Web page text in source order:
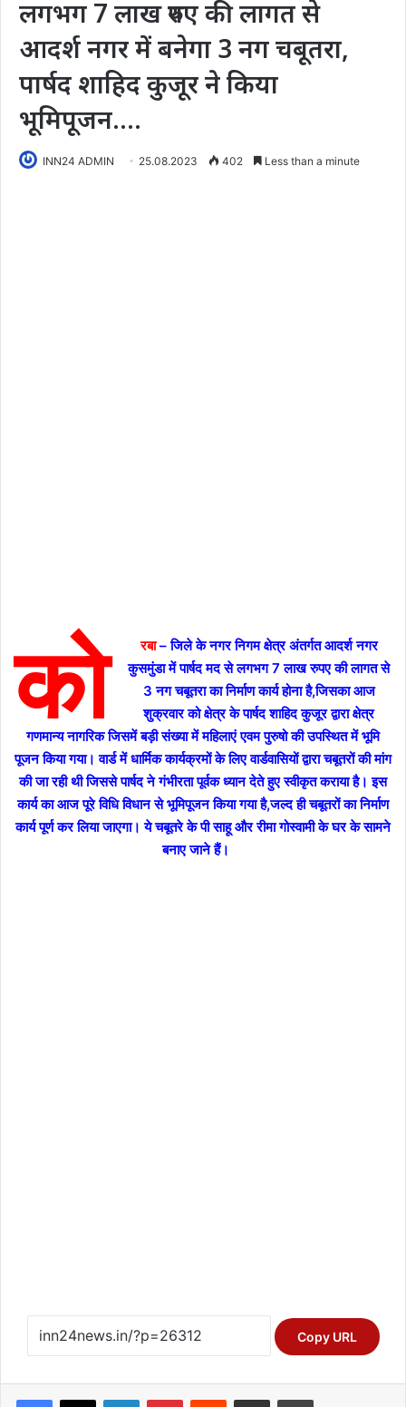
लगभग 7 लाख रुपए की लागत से
आदर्श नगर में बनेगा 3 नग चबूतरा,
पार्षद शाहिद कुजूर ने किया
भूमिपूजन….
INN24 ADMIN 25.08.2023 402 Less than a minute
को रबा – जिले के नगर निगम क्षेत्र अंतर्गत आदर्श नगर
कुसमुंडा में पार्षद मद से लगभग 7 लाख रुपए की लागत से
3 नग चबूतरा का निर्माण कार्य होना है,जिसका आज
शुक्रवार को क्षेत्र के पार्षद शाहिद कुजूर द्वारा क्षेत्र
गणमान्य नागरिक जिसमें बड़ी संख्या में महिलाएं एवम पुरुषो की उपस्थित में भूमि
पूजन किया गया। वार्ड में धार्मिक कार्यक्रमों के लिए वार्डवासियों द्वारा चबूतरों की मांग
की जा रही थी जिससे पार्षद ने गंभीरता पूर्वक ध्यान देते हुए स्वीकृत कराया है। इस
कार्य का आज पूरे विधि विधान से भूमिपूजन किया गया है,जल्द ही चबूतरों का निर्माण
कार्य पूर्ण कर लिया जाएगा। ये चबूतरे के पी साहू और रीमा गोस्वामी के घर के सामने
बनाए जाने हैं।
Copy URL
Facebook
X LinkedInPinterestReddit Share via Email Print